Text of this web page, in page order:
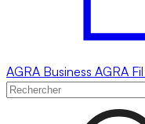
AGRA Business AGRA Fil